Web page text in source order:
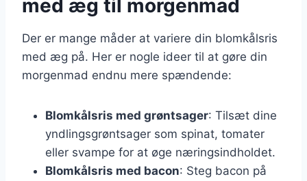
med æg til morgenmad
Der er mange måder at variere din blomkålsris
med æg på. Her er nogle ideer til at gøre din
morgenmad endnu mere spændende:
Blomkålsris med grøntsager: Tilsæt dine
yndlingsgrøntsager som spinat, tomater
eller svampe for at øge næringsindholdet.
Blomkålsris med bacon: Steg bacon på